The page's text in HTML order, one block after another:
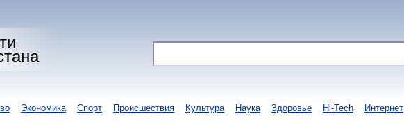
Экономика Спорт Происшествия Культура Наука Здоровье Hi-Tech Интернет